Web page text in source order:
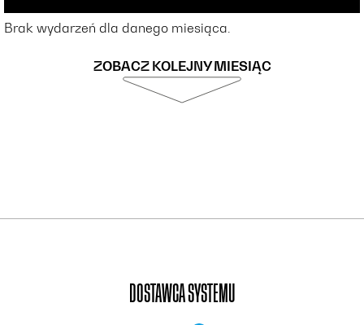
Brak wydarzeń dla danego miesiąca.
ZOBACZ KOLEJNY MIESIĄC
DOSTAWCA SYSTEMU